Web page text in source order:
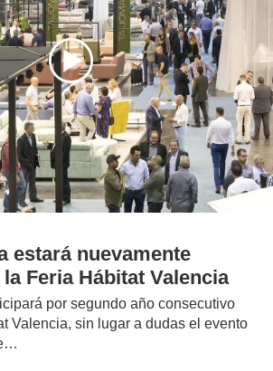
estará nuevamente
Feria Hábitat Valencia
por segundo año consecutivo
Valencia, sin lugar a dudas el evento